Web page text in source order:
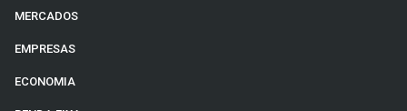
MERCADOS
EMPRESAS
ECONOMIA